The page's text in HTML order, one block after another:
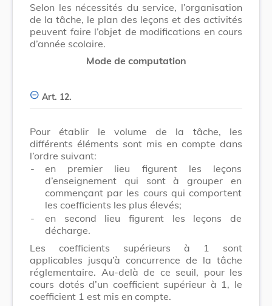
Selon les nécessités du service, l’organisation
de la tâche, le plan des leçons et des activités
peuvent faire l’objet de modifications en cours
d’année scolaire.
Mode de computation
Art. 12.
Pour établir le volume de la tâche, les
différents éléments sont mis en compte dans
l’ordre suivant:
-
en premier lieu figurent les leçons
d’enseignement qui sont à grouper en
commençant par les cours qui comportent
les coefficients les plus élevés;
-
en second lieu figurent les leçons de
décharge.
Les coefficients supérieurs à 1 sont
applicables jusqu’à concurrence de la tâche
réglementaire. Au-delà de ce seuil, pour les
cours dotés d’un coefficient supérieur à 1, le
coefficient 1 est mis en compte.